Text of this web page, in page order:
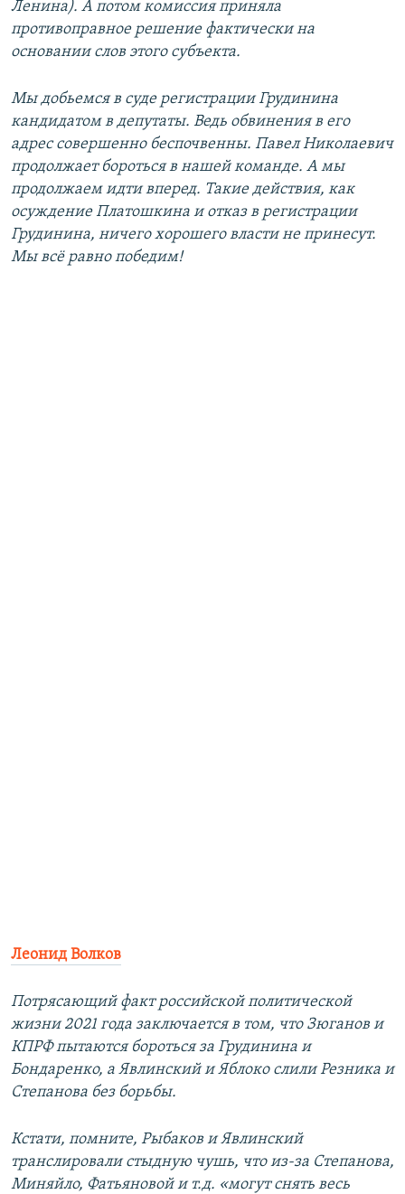
Ленина). А потом комиссия приняла
противоправное решение фактически на
основании слов этого субъекта.
Мы добьемся в суде регистрации Грудинина
кандидатом в депутаты. Ведь обвинения в его
адрес совершенно беспочвенны. Павел Николаевич
продолжает бороться в нашей команде. А мы
продолжаем идти вперед. Такие действия, как
осуждение Платошкина и отказ в регистрации
Грудинина, ничего хорошего власти не принесут.
Мы всё равно победим!
Леонид Волков
Потрясающий факт российской политической
жизни 2021 года заключается в том, что Зюганов и
КПРФ пытаются бороться за Грудинина и
Бондаренко, а Явлинский и Яблоко слили Резника и
Степанова без борьбы.
Кстати, помните, Рыбаков и Явлинский
транслировали стыдную чушь, что из-за Степанова,
Миняйло, Фатьяновой и т.д. «могут снять весь